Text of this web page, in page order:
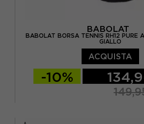
BABOLAT
BABOLAT BORSA TENNIS RH12 PURE
GIALLO
ACQUISTA
-10%